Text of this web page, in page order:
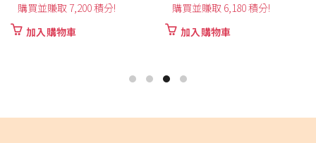
購買並賺取 7,200 積分!
加入購物車
購買並賺取 6,180 積分!
加入購物車